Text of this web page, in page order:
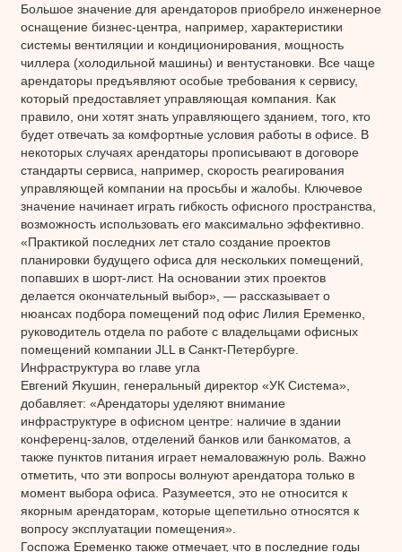
Большое значение для арендаторов приобрело инженерное
оснащение бизнес-центра, например, характеристики
системы вентиляции и кондиционирования, мощность
чиллера (холодильной машины) и вентустановки. Все чаще
арендаторы предъявляют особые требования к сервису,
который предоставляет управляющая компания. Как
правило, они хотят знать управляющего зданием, того, кто
будет отвечать за комфортные условия работы в офисе. В
некоторых случаях арендаторы прописывают в договоре
стандарты сервиса, например, скорость реагирования
управляющей компании на просьбы и жалобы. Ключевое
значение начинает играть гибкость офисного пространства,
возможность использовать его максимально эффективно.
«Практикой последних лет стало создание проектов
планировки будущего офиса для нескольких помещений,
попавших в шорт-лист. На основании этих проектов
делается окончательный выбор», — рассказывает о
нюансах подбора помещений под офис Лилия Еременко,
руководитель отдела по работе с владельцами офисных
помещений компании JLL в Санкт-Петербурге.
Инфраструктура во главе угла
Евгений Якушин, генеральный директор «УК Система»,
добавляет: «Арендаторы уделяют внимание
инфраструктуре в офисном центре: наличие в здании
конференц-залов, отделений банков или банкоматов, а
также пунктов питания играет немаловажную роль. Важно
отметить, что эти вопросы волнуют арендатора только в
момент выбора офиса. Разумеется, это не относится к
якорным арендаторам, которые щепетильно относятся к
вопросу эксплуатации помещения».
Госпожа Еременко также отмечает, что в последние годы